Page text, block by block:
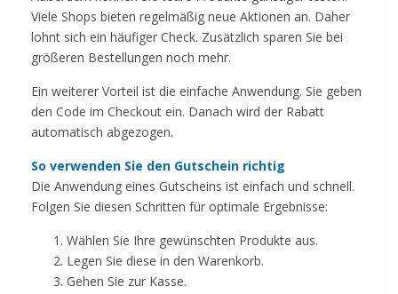
Viele Shops bieten regelmäßig neue Aktionen an. Daher
lohnt sich ein häufiger Check. Zusätzlich sparen Sie bei
größeren Bestellungen noch mehr.
Ein weiterer Vorteil ist die einfache Anwendung. Sie geben
den Code im Checkout ein. Danach wird der Rabatt
automatisch abgezogen.
So verwenden Sie den Gutschein richtig
Die Anwendung eines Gutscheins ist einfach und schnell.
Folgen Sie diesen Schritten für optimale Ergebnisse:
Wählen Sie Ihre gewünschten Produkte aus.
Legen Sie diese in den Warenkorb.
Gehen Sie zur Kasse.